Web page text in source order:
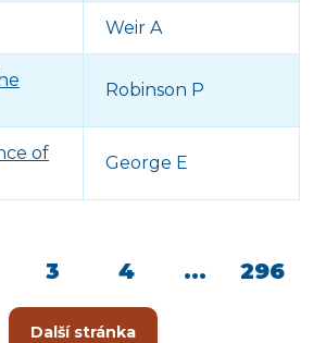
Weir A
Robinson P
of
George E
3 4 ... 296
Další stránka